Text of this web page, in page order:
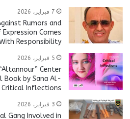
7 فبراير، 2026
Rumors and
Comes
Responsibility
5 فبراير، 2026
Center
Book by Sana Al-
Inflections
3 فبراير، 2026
Gang Involved in